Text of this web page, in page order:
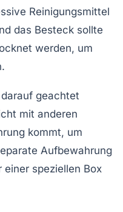
Reinigungsmittel
das Besteck sollte
werden, um
geachtet
mit anderen
kommt, um
Aufbewahrung
speziellen Box